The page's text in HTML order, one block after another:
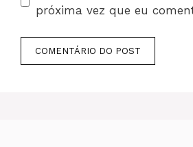
próxima vez que eu